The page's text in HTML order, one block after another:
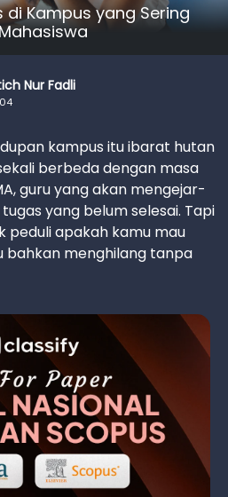
di Kampus yang Sering
Nur Fadli
kampus itu ibarat hutan
berbeda dengan masa
guru yang akan mengejar-
yang belum selesai. Tapi
peduli apakah kamu mau
bahkan menghilang tanpa